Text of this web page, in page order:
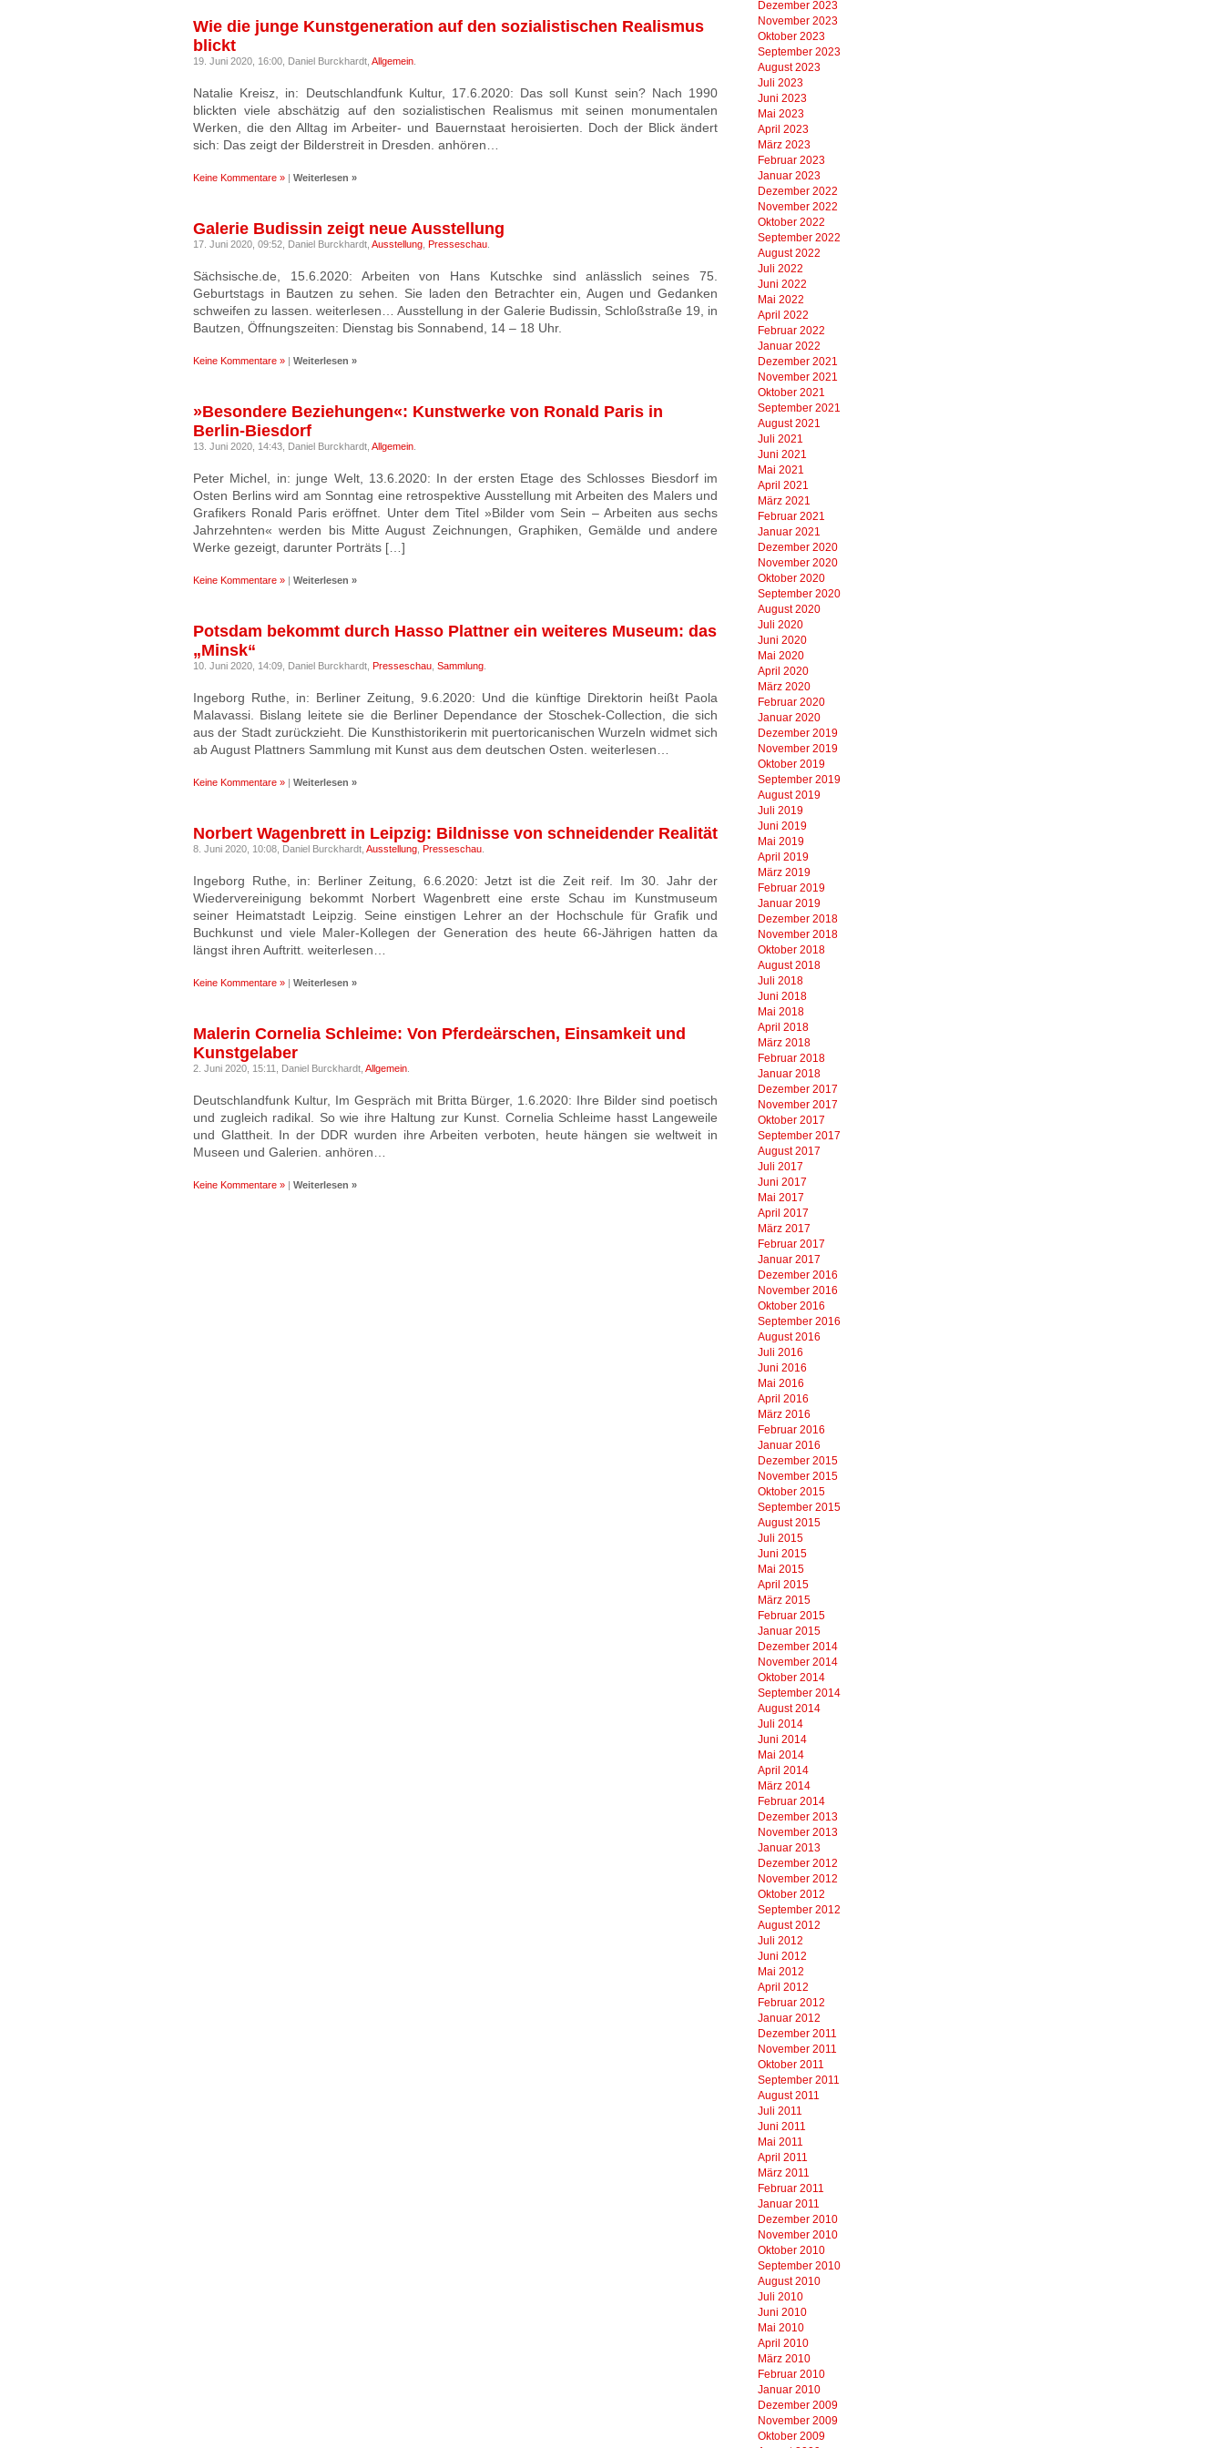
Wie die junge Kunstgeneration auf den sozialistischen Realismus
blickt
19. Juni 2020, 16:00, Daniel Burckhardt, Allgemein
Natalie Kreisz, in: Deutschlandfunk Kultur, 17.6.2020: Das soll Kunst sein? Nach 1990
blickten viele abschätzig auf den sozialistischen Realismus mit seinen monumentalen
Werken, die den Alltag im Arbeiter- und Bauernstaat heroisierten. Doch der Blick ändert
sich: Das zeigt der Bilderstreit in Dresden. anhören…
Keine Kommentare » | Weiterlesen »
Galerie Budissin zeigt neue Ausstellung
17. Juni 2020, 09:52, Daniel Burckhardt, Ausstellung Presseschau
Sächsische.de, 15.6.2020: Arbeiten von Hans Kutschke sind anlässlich seines 75.
Geburtstags in Bautzen zu sehen. Sie laden den Betrachter ein, Augen und Gedanken
schweifen zu lassen. weiterlesen… Ausstellung in der Galerie Budissin, Schloßstraße 19, in
Bautzen, Öffnungszeiten: Dienstag bis Sonnabend, 14 – 18 Uhr.
Keine Kommentare » | Weiterlesen »
»Besondere Beziehungen«: Kunstwerke von Ronald Paris in
Berlin-Biesdorf
13. Juni 2020, 14:43, Daniel Burckhardt, Allgemein
Peter Michel, in: junge Welt, 13.6.2020: In der ersten Etage des Schlosses Biesdorf im
Osten Berlins wird am Sonntag eine retrospektive Ausstellung mit Arbeiten des Malers und
Grafikers Ronald Paris eröffnet. Unter dem Titel »Bilder vom Sein – Arbeiten aus sechs
Jahrzehnten« werden bis Mitte August Zeichnungen, Graphiken, Gemälde und andere
Werke gezeigt, darunter Porträts […]
Keine Kommentare » | Weiterlesen »
Potsdam bekommt durch Hasso Plattner ein weiteres Museum: das
„Minsk“
10. Juni 2020, 14:09, Daniel Burckhardt, Presseschau Sammlung
Ingeborg Ruthe, in: Berliner Zeitung, 9.6.2020: Und die künftige Direktorin heißt Paola
Malavassi. Bislang leitete sie die Berliner Dependance der Stoschek-Collection, die sich
aus der Stadt zurückzieht. Die Kunsthistorikerin mit puertoricanischen Wurzeln widmet sich
ab August Plattners Sammlung mit Kunst aus dem deutschen Osten. weiterlesen…
Keine Kommentare » | Weiterlesen »
Norbert Wagenbrett in Leipzig: Bildnisse von schneidender Realität
8. Juni 2020, 10:08, Daniel Burckhardt, Ausstellung Presseschau
Ingeborg Ruthe, in: Berliner Zeitung, 6.6.2020: Jetzt ist die Zeit reif. Im 30. Jahr der
Wiedervereinigung bekommt Norbert Wagenbrett eine erste Schau im Kunstmuseum
seiner Heimatstadt Leipzig. Seine einstigen Lehrer an der Hochschule für Grafik und
Buchkunst und viele Maler-Kollegen der Generation des heute 66-Jährigen hatten da
längst ihren Auftritt. weiterlesen…
Keine Kommentare » | Weiterlesen »
Malerin Cornelia Schleime: Von Pferdeärschen, Einsamkeit und
Kunstgelaber
2. Juni 2020, 15:11, Daniel Burckhardt, Allgemein
Deutschlandfunk Kultur, Im Gespräch mit Britta Bürger, 1.6.2020: Ihre Bilder sind poetisch
und zugleich radikal. So wie ihre Haltung zur Kunst. Cornelia Schleime hasst Langeweile
und Glattheit. In der DDR wurden ihre Arbeiten verboten, heute hängen sie weltweit in
Museen und Galerien. anhören…
Keine Kommentare » | Weiterlesen »
Dezember 2023
November 2023
Oktober 2023
September 2023
August 2023
Juli 2023
Juni 2023
Mai 2023
April 2023
März 2023
Februar 2023
Januar 2023
Dezember 2022
November 2022
Oktober 2022
September 2022
August 2022
Juli 2022
Juni 2022
Mai 2022
April 2022
Februar 2022
Januar 2022
Dezember 2021
November 2021
Oktober 2021
September 2021
August 2021
Juli 2021
Juni 2021
Mai 2021
April 2021
März 2021
Februar 2021
Januar 2021
Dezember 2020
November 2020
Oktober 2020
September 2020
August 2020
Juli 2020
Juni 2020
Mai 2020
April 2020
März 2020
Februar 2020
Januar 2020
Dezember 2019
November 2019
Oktober 2019
September 2019
August 2019
Juli 2019
Juni 2019
Mai 2019
April 2019
März 2019
Februar 2019
Januar 2019
Dezember 2018
November 2018
Oktober 2018
August 2018
Juli 2018
Juni 2018
Mai 2018
April 2018
März 2018
Februar 2018
Januar 2018
Dezember 2017
November 2017
Oktober 2017
September 2017
August 2017
Juli 2017
Juni 2017
Mai 2017
April 2017
März 2017
Februar 2017
Januar 2017
Dezember 2016
November 2016
Oktober 2016
September 2016
August 2016
Juli 2016
Juni 2016
Mai 2016
April 2016
März 2016
Februar 2016
Januar 2016
Dezember 2015
November 2015
Oktober 2015
September 2015
August 2015
Juli 2015
Juni 2015
Mai 2015
April 2015
März 2015
Februar 2015
Januar 2015
Dezember 2014
November 2014
Oktober 2014
September 2014
August 2014
Juli 2014
Juni 2014
Mai 2014
April 2014
März 2014
Februar 2014
Dezember 2013
November 2013
Januar 2013
Dezember 2012
November 2012
Oktober 2012
September 2012
August 2012
Juli 2012
Juni 2012
Mai 2012
April 2012
Februar 2012
Januar 2012
Dezember 2011
November 2011
Oktober 2011
September 2011
August 2011
Juli 2011
Juni 2011
Mai 2011
April 2011
März 2011
Februar 2011
Januar 2011
Dezember 2010
November 2010
Oktober 2010
September 2010
August 2010
Juli 2010
Juni 2010
Mai 2010
April 2010
März 2010
Februar 2010
Januar 2010
Dezember 2009
November 2009
Oktober 2009